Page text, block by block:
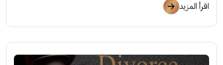
اقرأ المزيد